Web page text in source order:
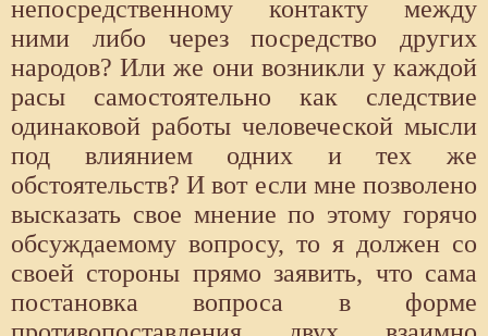
непосредственному контакту между
ними либо через посредство других
народов? Или же они возникли у каждой
расы самостоятельно как следствие
одинаковой работы человеческой мысли
под влиянием одних и тех же
обстоятельств? И вот если мне позволено
высказать свое мнение по этому горячо
обсуждаемому вопросу, то я должен со
своей стороны прямо заявить, что сама
постановка вопроса в форме